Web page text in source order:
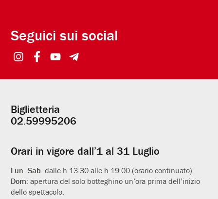
Seguici sui social
Informazioni
utili
Biglietteria
02.59995206
Orari in vigore dall’1 al 31 Luglio
Lun–Sab:dalle h 13.30 alle h 19.00 (orario continuato)
Dom:apertura del solo botteghino un’ora prima dell’inizio
dello spettacolo.